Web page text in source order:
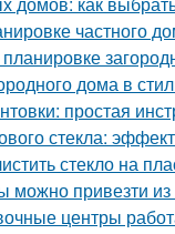
частного
дома в
простая
стекла:
стекло на
можно привезти
центры